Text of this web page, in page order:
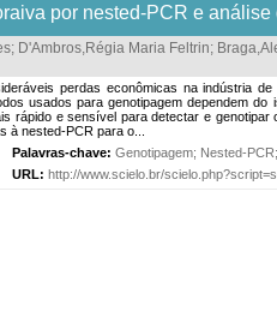
por nested-PCR e
; D'Ambros,Régia Maria Feltrin;
perdas econômicas na indústria
usados para genotipagem dependem
rápido e sensível para detectar e
à nested-PCR para o...
Palavras-chave: Genotipagem; Nested-PCR;
URL: http://www.scielo.br/